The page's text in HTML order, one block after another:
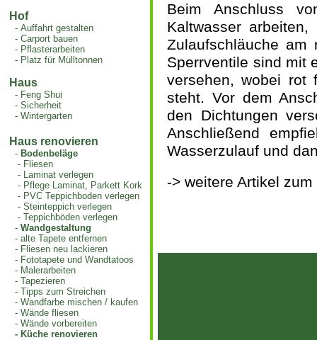
Hof
-Auffahrt gestalten
-Carport bauen
- Pflasterarbeiten
- Platz für Mülltonnen
Haus
- Feng Shui
-Sicherheit
-Wintergarten
Haus renovieren
- Bodenbeläge
- Fliesen
- Laminat verlegen
- Pflege Laminat, Parkett Kork
- PVC Teppichboden verlegen
-Steinteppich verlegen
-Teppichböden verlegen
-Wandgestaltung
-alte Tapete entfernen
- Fliesen neu lackieren
- Fototapete und Wandtatoos
- Malerarbeiten
-Tapezieren
-Tipps zum Streichen
-Wandfarbe mischen / kaufen
-Wände fliesen
-Wände vorbereiten
- Küche renovieren
Beim Anschluss
Kaltwasser
Zulaufschläuche am
Sperrventile sind mit
versehen, wobei rot
steht. Vor dem
den Dichtungen
Anschließend
Wasserzulauf und
-> weitere Artikel